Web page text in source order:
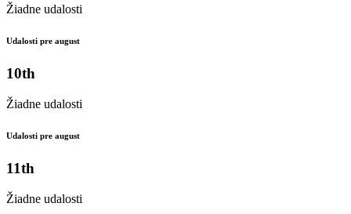
Žiadne udalosti
Udalosti pre august
10th
Žiadne udalosti
Udalosti pre august
11th
Žiadne udalosti